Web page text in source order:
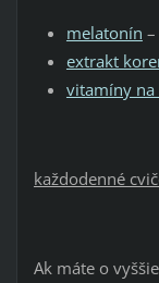
melatonín
extrakt
vitamíny na
každodenné
Ak máte o